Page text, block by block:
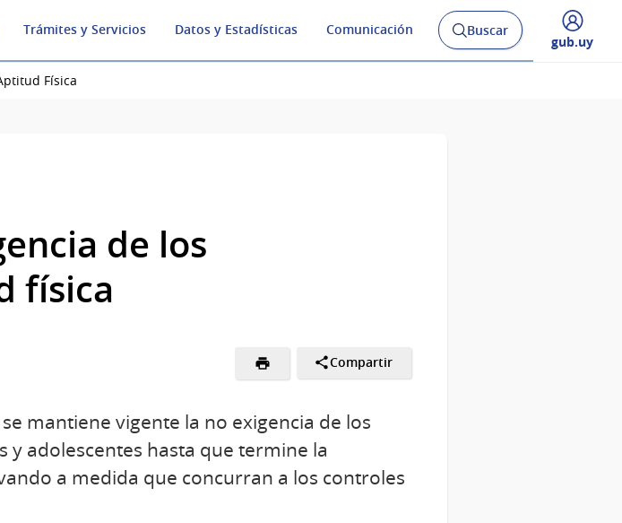
Trámites y Servicios Datos y Estadísticas Comunicación
Abrir
buscador
Buscar
Desplegar
gub.uy
Física
de los
física
Compartir
mantiene vigente la no exigencia de los
y adolescentes hasta que termine la
a medida que concurran a los controles